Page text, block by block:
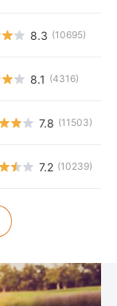
8.3 (10695)
8.1 (4316)
7.8 (11503)
7.2 (10239)